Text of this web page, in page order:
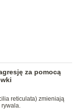
za pomocą
reticulata) zmieniają
rywala.